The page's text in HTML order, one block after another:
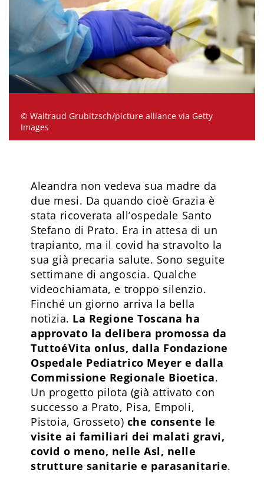
© Waltraud Grubitzsch/picture alliance via Getty
Images
Aleandra non vedeva sua madre da
due mesi. Da quando cioè Grazia è
stata ricoverata all’ospedale Santo
Stefano di Prato. Era in attesa di un
trapianto, ma il covid ha stravolto la
sua già precaria salute. Sono seguite
settimane di angoscia. Qualche
videochiamata, e troppo silenzio.
Finché un giorno arriva la bella
notizia. La Regione Toscana ha
approvato la delibera promossa da
TuttoéVita onlus, dalla Fondazione
Ospedale Pediatrico Meyer e dalla
Commissione Regionale Bioetica.
Un progetto pilota (già attivato con
successo a Prato, Pisa, Empoli,
Pistoia, Grosseto) che consente le
visite ai familiari dei malati gravi,
covid o meno, nelle Asl, nelle
strutture sanitarie e parasanitarie.